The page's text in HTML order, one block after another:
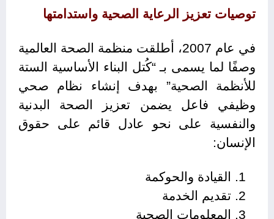
توصيات تعزيز الرعاية الصحية واستدامتها
في عام 2007، أطلقت منظمة الصحة العالمية
وصفًا لما يسمى بـ “كُتل البناء الأساسية الستة
للأنظمة الصحية” بهدف إنشاء نظام صحي
وظيفي فاعل يضمن تعزيز الصحة البدنية
والنفسية على نحو عادل قائم على حقوق
الإنسان:
القيادة والحوكمة
تقديم الخدمة
المعلومات الصحية